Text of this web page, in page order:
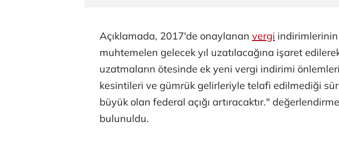
Açıklamada, 2017'de onaylanan vergi
muhtemelen gelecek yıl uzatılacağına işaret
uzatmaların ötesinde ek yeni vergi indirimi
kesintileri ve gümrük gelirleriyle telafi edilmediği
büyük olan federal açığı artıracaktır."
bulunuldu.